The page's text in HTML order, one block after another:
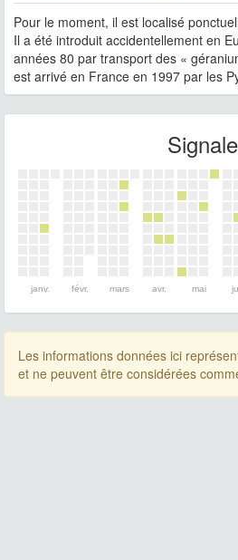
Pour le moment, il est localisé
Il a été introduit accidentellement en
années 80 par transport des «
est arrivé en France en 1997 par les
janv. févr. mars avr. mai
Les informations données ici
et ne peuvent être considérées